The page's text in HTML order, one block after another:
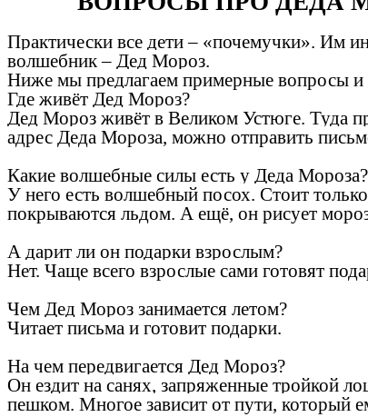
Практически все дети – «почемучки». Им
волшебник – Дед Мороз.
Ниже мы предлагаем примерные вопросы
Где живёт Дед Мороз?
Дед Мороз живёт в Великом Устюге. Туда
адрес Деда Мороза, можно отправить
Какие волшебные силы есть у Деда Мороза?
У него есть волшебный посох. Стоит
покрываются льдом. А ещё, он рисует
А дарит ли он подарки взрослым?
Нет. Чаще всего взрослые сами готовят
Чем Дед Мороз занимается летом?
Читает письма и готовит подарки.
На чем передвигается Дед Мороз?
Он ездит на санях, запряженные тройкой
пешком. Многое зависит от пути, который